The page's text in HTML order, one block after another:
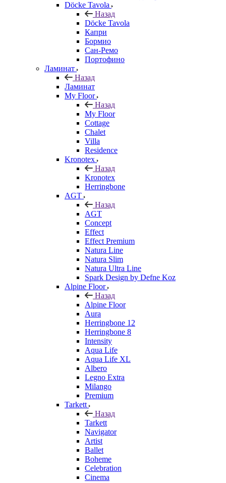
Döcke Tavola
Назад
Döcke Tavola
Капри
Бормио
Сан-Ремо
Портофино
Ламинат
Назад
Ламинат
My Floor
Назад
My Floor
Cottage
Chalet
Villa
Residence
Kronotex
Назад
Kronotex
Herringbone
AGT
Назад
AGT
Concept
Effect
Effect Premium
Natura Line
Natura Slim
Natura Ultra Line
Spark Design by Defne Koz
Alpine Floor
Назад
Alpine Floor
Aura
Herringbone 12
Herringbone 8
Intensity
Aqua Life
Aqua Life XL
Albero
Legno Extra
Milango
Premium
Tarkett
Назад
Tarkett
Navigator
Artist
Ballet
Boheme
Celebration
Cinema